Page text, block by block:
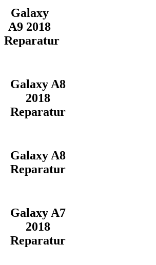
Galaxy
A9 2018
Reparatur
Galaxy A8
2018
Reparatur
Galaxy A8
Reparatur
Galaxy A7
2018
Reparatur